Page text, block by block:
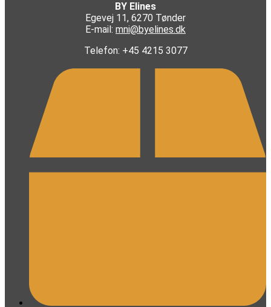
BY Elines
Egevej 11, 6270 Tønder
E-mail: mni@byelines.dk
Telefon: +45 4215 3077